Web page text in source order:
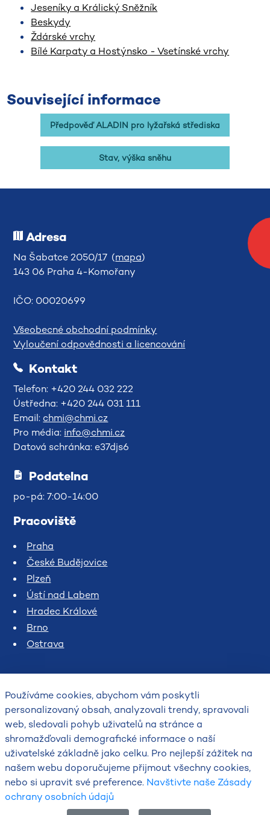
Jeseníky a Králický Sněžník
Beskydy
Ždárské vrchy
Bílé Karpaty a Hostýnsko - Vsetínské vrchy
Související informace
Předpověď ALADIN pro lyžařská střediska
Stav, výška sněhu
Adresa
Na Šabatce 2050/17 (mapa)
143 06 Praha 4-Komořany
IČO: 00020699
Všeobecné obchodní podmínky
Vyloučení odpovědnosti a licencování
Kontakt
Telefon: +420 244 032 222
Ústředna: +420 244 031 111
Email: chmi@chmi.cz
Pro média: info@chmi.cz
Datová schránka: e37djs6
Podatelna
po-pá: 7:00-14:00
Pracoviště
Praha
České Budějovice
Plzeň
Ústí nad Labem
Hradec Králové
Brno
Ostrava
2026
Český hydrometeorologický ústav
English
Používáme cookies, abychom vám poskytli
personalizovaný obsah, analyzovali trendy, spravovali
web, sledovali pohyb uživatelů na stránce a
shromažďovali demografické informace o naší
uživatelské základně jako celku. Pro nejlepší zážitek na
našem webu doporučujeme přijmout všechny cookies,
nebo si upravit své preference. Navštivte naše Zásady
ochrany osobních údajů